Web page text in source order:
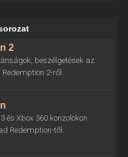
2
beszélgetések az
Redemption 2-ről.
és Xbox 360 konzolokon
Redemption-től.